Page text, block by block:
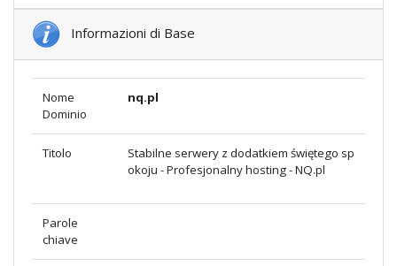
Informazioni di Base
Nome
Dominio
nq.pl
Titolo
Stabilne serwery z dodatkiem świętego sp
okoju - Profesjonalny hosting - NQ.pl
Parole
chiave